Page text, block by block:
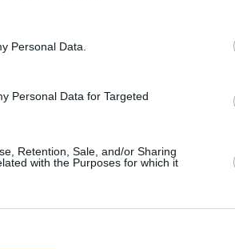
Personal Data.
Personal Data for Targeted
Retention, Sale, and/or Sharing
with the Purposes for which it